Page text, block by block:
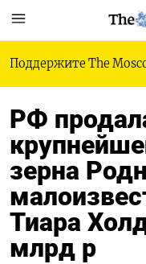
Поддержите The
РФ
зерна
Тиара
млрд р